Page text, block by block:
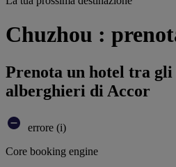
Chuzhou :
Prenota un hotel tra
alberghieri di Accor
errore (i)
Core booking engine